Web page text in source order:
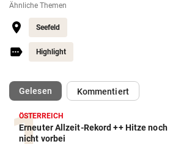
Ähnliche Themen
Seefeld
Highlight
Gelesen(ausgewählt)Kommentiert
ÖSTERREICH
Erneuter Allzeit-Rekord ++ Hitze noch
nicht vorbei